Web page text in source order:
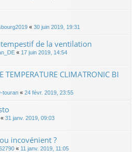
« 30 juin 2019, 19:31
de la ventilation
« 17 juin 2019, 14:54
TEMPERATURE CLIMATRONIC BI
touran « 24 févr. 2019, 23:55
« 31 janv. 2019, 09:03
incovénient ?
« 11 janv. 2019, 11:05